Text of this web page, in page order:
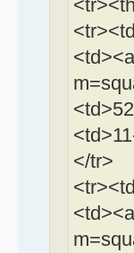
</tr>